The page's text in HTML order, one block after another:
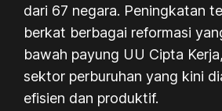
dari 67 negara. Peningkatan
berkat berbagai reformasi
bawah payung UU Cipta
sektor perburuhan yang kini
efisien dan produktif.